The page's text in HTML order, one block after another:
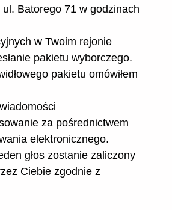
Batorego 71 w godzinach
w Twoim rejonie
pakietu wyborczego.
pakietu omówiłem
za pośrednictwem
elektronicznego.
głos zostanie zaliczony
Ciebie zgodnie z